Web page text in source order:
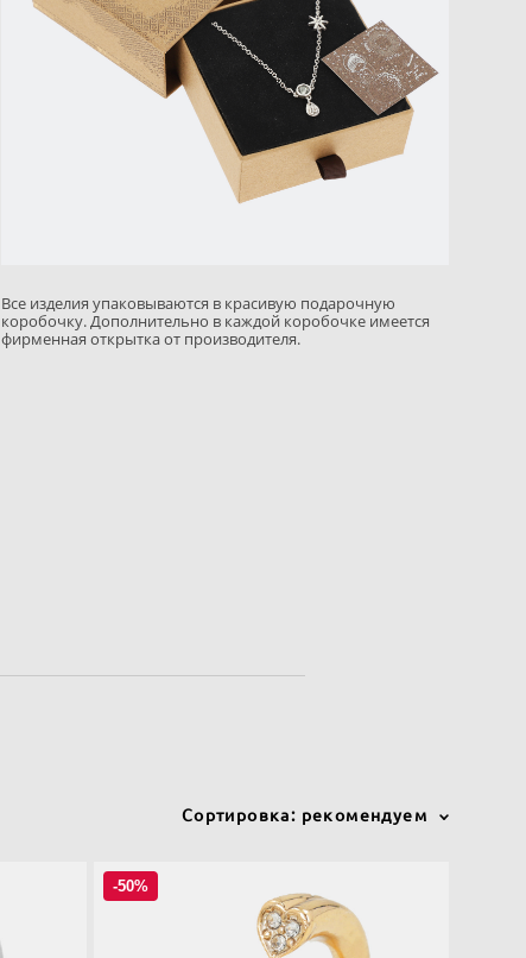
Все изделия упаковываются в красивую подарочную
коробочку. Дополнительно в каждой коробочке имеется
фирменная открытка от производителя.
Сортировка: рекомендуем
-50%